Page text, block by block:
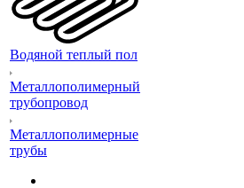
Водяной теплый пол
Металлополимерный
трубопровод
Металлополимерные
трубы